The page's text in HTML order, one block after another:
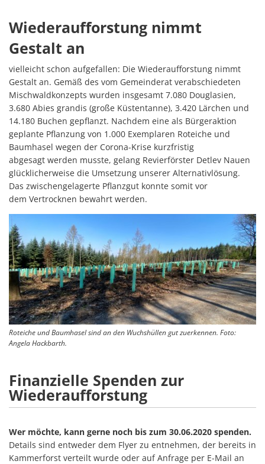
Wiederaufforstung nimmt
Gestalt an
vielleicht schon aufgefallen: Die Wiederaufforstung nimmt
Gestalt an. Gemäß des vom Gemeinderat verabschiedeten
Mischwaldkonzepts wurden insgesamt 7.080 Douglasien,
3.680 Abies grandis (große Küstentanne), 3.420 Lärchen und
14.180 Buchen gepflanzt. Nachdem eine als Bürgeraktion
geplante Pflanzung von 1.000 Exemplaren Roteiche und
Baumhasel wegen der Corona-Krise kurzfristig
abgesagt werden musste, gelang Revierförster Detlev Nauen
glücklicherweise die Umsetzung unserer Alternativlösung.
Das zwischengelagerte Pflanzgut konnte somit vor
dem Vertrocknen bewahrt werden.
Roteiche und Baumhasel sind an den Wuchshüllen gut zuerkennen. Foto:
Angela Hackbarth.
Finanzielle Spenden zur
Wiederaufforstung
Wer möchte, kann gerne noch bis zum 30.06.2020 spenden.
Details sind entweder dem Flyer zu entnehmen, der bereits in
Kammerforst verteilt wurde oder auf Anfrage per E-Mail an